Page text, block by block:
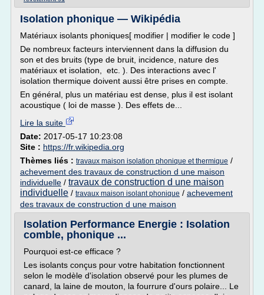
Isolation phonique — Wikipédia
Matériaux isolants phoniques[ modifier | modifier le code ]
De nombreux facteurs interviennent dans la diffusion du
son et des bruits (type de bruit, incidence, nature des
matériaux et isolation, etc. ). Des interactions avec l'
isolation thermique doivent aussi être prises en compte.
En général, plus un matériau est dense, plus il est isolant
acoustique ( loi de masse ). Des effets de...
Lire la suite
Date: 2017-05-17 10:23:08
Site : https://fr.wikipedia.org
Thèmes liés : travaux maison isolation phonique et thermique /
achevement des travaux de construction d une maison
individuelle / travaux de construction d une maison
individuelle / travaux maison isolant phonique / achevement
des travaux de construction d une maison
Isolation Performance Energie : Isolation
comble, phonique ...
Pourquoi est-ce efficace ?
Les isolants conçus pour votre habitation fonctionnent
selon le modèle d'isolation observé pour les plumes de
canard, la laine de mouton, la fourrure d'ours polaire... Le